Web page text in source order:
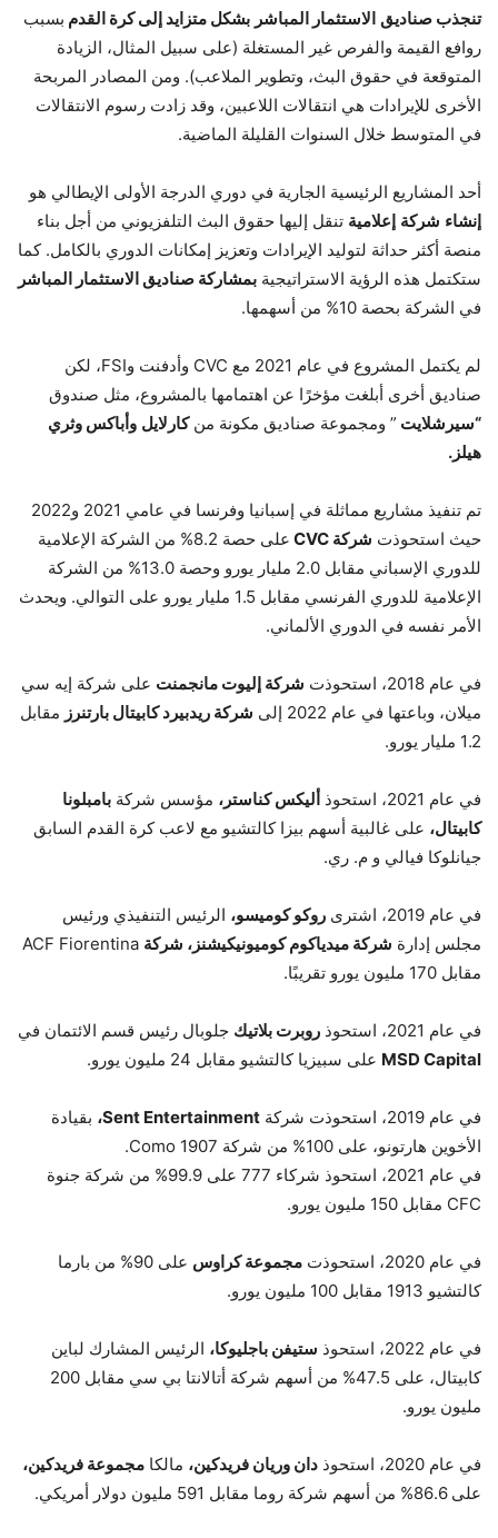
تنجذب صناديق الاستثمار المباشر بشكل متزايد إلى كرة القدم بسبب
روافع القيمة والفرص غير المستغلة (على سبيل المثال، الزيادة
المتوقعة في حقوق البث، وتطوير الملاعب). ومن المصادر المربحة
الأخرى للإيرادات هي انتقالات اللاعبين، وقد زادت رسوم الانتقالات
في المتوسط خلال السنوات القليلة الماضية.
أحد المشاريع الرئيسية الجارية في دوري الدرجة الأولى الإيطالي هو
إنشاء شركة إعلامية تنقل إليها حقوق البث التلفزيوني من أجل بناء
منصة أكثر حداثة لتوليد الإيرادات وتعزيز إمكانات الدوري بالكامل. كما
ستكتمل هذه الرؤية الاستراتيجية بمشاركة صناديق الاستثمار المباشر
في الشركة بحصة 10% من أسهمها.
لم يكتمل المشروع في عام 2021 مع CVC وأدفنت وFSI، لكن
صناديق أخرى أبلغت مؤخرًا عن اهتمامها بالمشروع، مثل صندوق
“سيرشلايت ” ومجموعة صناديق مكونة منكارلايل وأباكس وثري
هيلز.
تم تنفيذ مشاريع مماثلة في إسبانيا وفرنسا في عامي 2021 و2022
حيث استحوذت شركة CVC
على حصة 8.2% من الشركة الإعلامية
للدوري الإسباني مقابل 2.0 مليار يورو وحصة 13.0% من الشركة
الإعلامية للدوري الفرنسي مقابل 1.5 مليار يورو على التوالي. ويحدث
الأمر نفسه في الدوري الألماني.
في عام 2018، استحوذت شركة إليوت مانجمنت على شركة إيه سي
ميلان، وباعتها في عام 2022 إلى
شركة ريدبيرد كابيتال بارتنرز مقابل
1.2 مليار يورو.
في عام 2021، استحوذ أليكس كناستر، مؤسس شركة بامبلونا
كابيتال، على غالبية أسهم بيزا كالتشيو مع لاعب كرة القدم السابق
جيانلوكا فيالي و م. ري.
في عام 2019، اشترى روكو كوميسو، الرئيس التنفيذي ورئيس
مجلس إدارة شركة ميدياكوم كوميونيكيشنز، شركة ACF Fiorentina
مقابل 170 مليون يورو تقريبًا.
في عام 2021، استحوذ روبرت بلاتيك جلوبال رئيس قسم الائتمان في
MSD Capital على سبيزيا كالتشيو مقابل 24 مليون يورو.
في عام 2019، استحوذت شركة Sent Entertainment، بقيادة
الأخوين هارتونو، على 100% من شركة Como 1907.
في عام 2021، استحوذ شركاء 777 على 99.9% من شركة جنوة
CFC مقابل 150 مليون يورو.
في عام 2020، استحوذت مجموعة كراوس
على 90% من بارما
كالتشيو 1913 مقابل 100 مليون يورو.
في عام 2022، استحوذ ستيفن باجليوكا، الرئيس المشارك لباين
كابيتال، على 47.5% من أسهم شركة أتالانتا بي سي مقابل 200
مليون يورو.
في عام 2020، استحوذ دان وريان فريدكين، مالكا مجموعة فريدكين،
على 86.6% من أسهم شركة روما مقابل 591 مليون دولار أمريكي.